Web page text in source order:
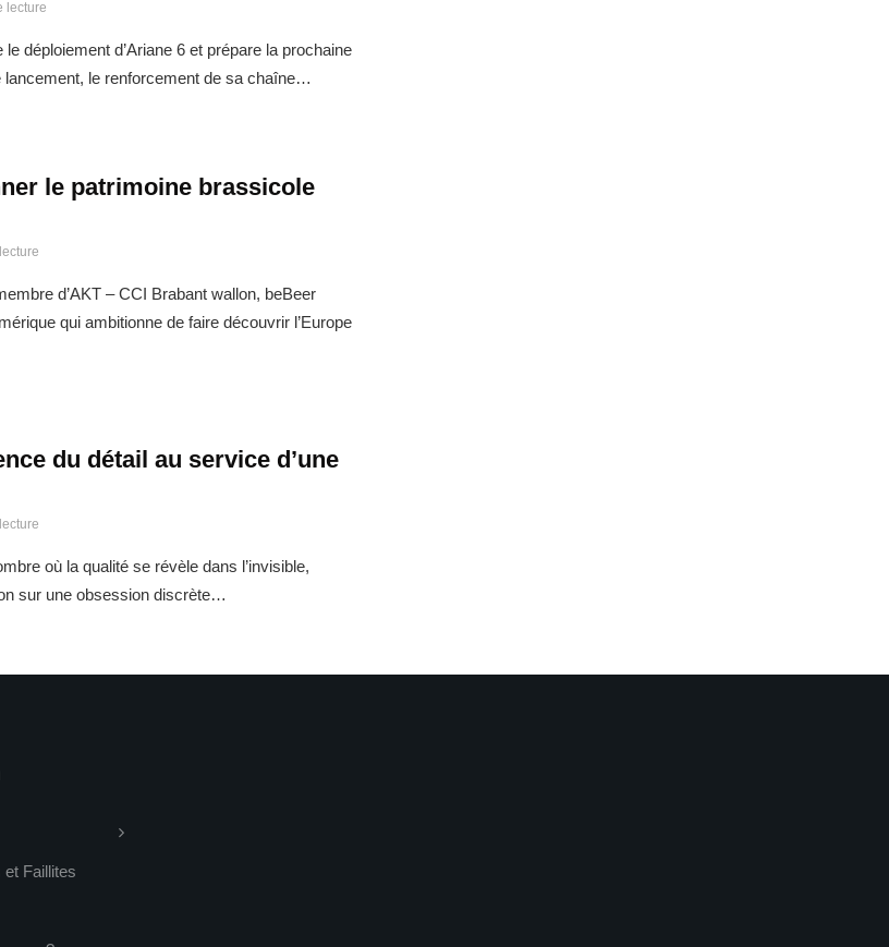
lecture
déploiement d’Ariane 6 et prépare la prochaine
le renforcement de sa chaîne…
le patrimoine brassicole
d’AKT – CCI Brabant wallon, beBeer
qui ambitionne de faire découvrir l’Europe
du détail au service d’une
où la qualité se révèle dans l’invisible,
sur une obsession discrète…
Faillites